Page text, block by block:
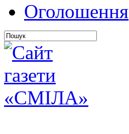
Оголошення